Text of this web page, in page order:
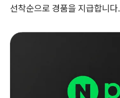
선착순으로 경품을 지급합니다.